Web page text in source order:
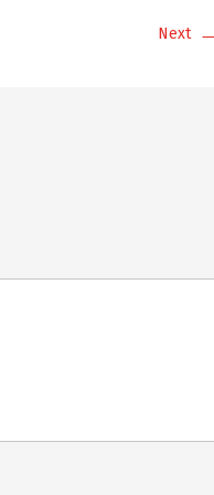
Next